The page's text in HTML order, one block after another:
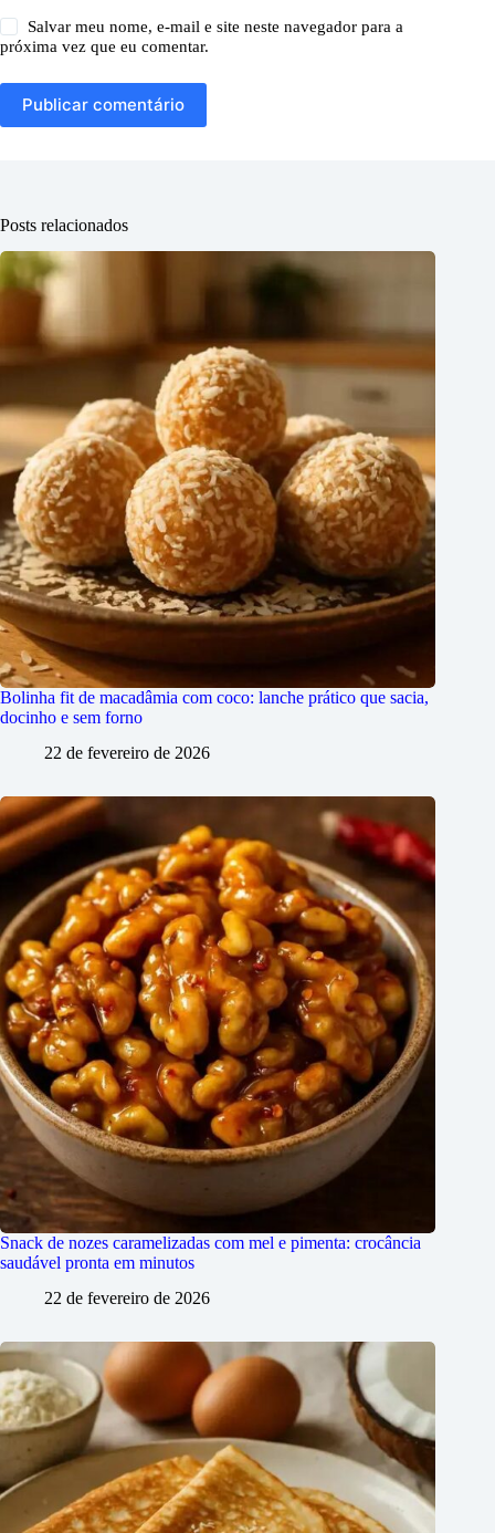
Salvar meu nome, e-mail e site neste navegador para a
próxima vez que eu comentar.
Publicar comentário
Posts relacionados
Bolinha fit de macadâmia com coco: lanche prático que sacia,
docinho e sem forno
22 de fevereiro de 2026
Snack de nozes caramelizadas com mel e pimenta: crocância
saudável pronta em minutos
22 de fevereiro de 2026